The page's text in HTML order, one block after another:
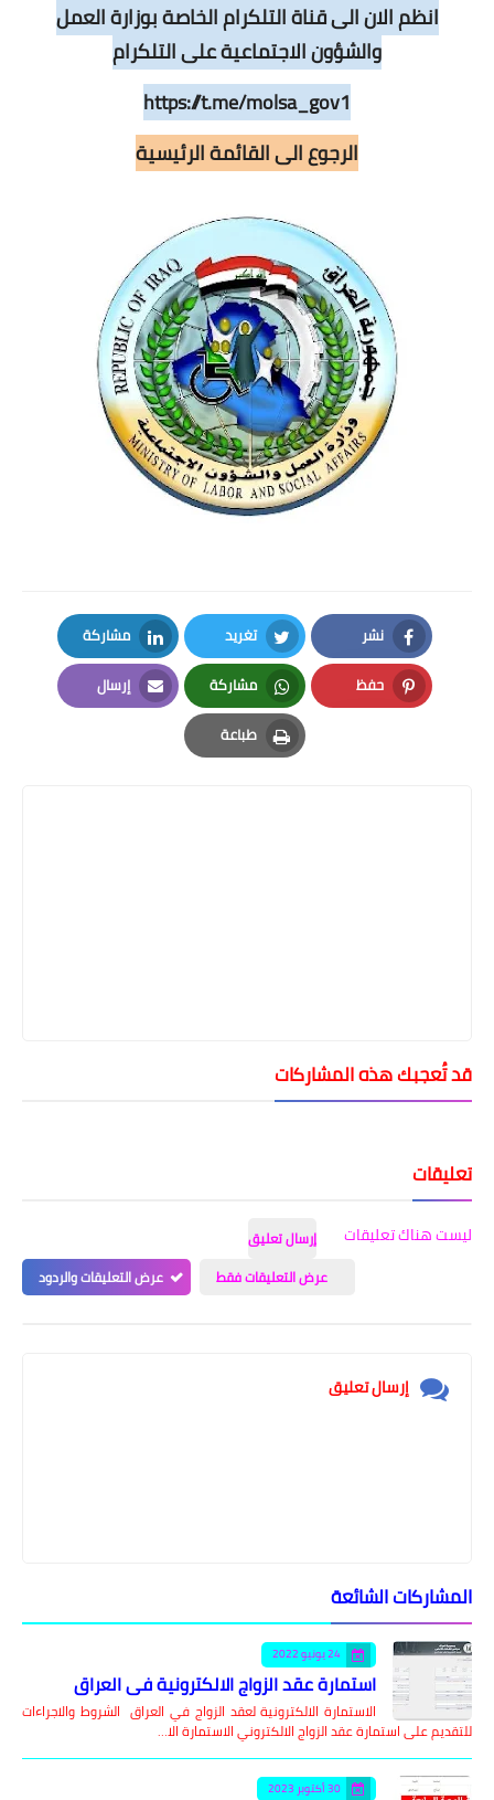
انظم الان الى قناة التلكرام الخاصة بوزارة العمل
والشؤون الاجتماعية على التلكرام
https://t.me/molsa_gov1
الرجوع الى القائمة الرئيسية
نشر
Facebook
تغريد
Twitter
مشاركة
LinkedIn
حفظ
Pinterest
مشاركة
Whatsapp
إرسال
Email
طباعة
Print
هذه المشاركات
هناك تعليقات
إرسال تعليق
عرض التعليقات فقط
عرض التعليقات والردود
إرسال تعليق
الشائعة
استمارة عقد الزواج الالكترونية في العراق
الاستمارة الالكترونية لعقد الزواج في العراق الشروط والاجراءات
على استمارة عقد الزواج الالكتروني الاستمارة الا…